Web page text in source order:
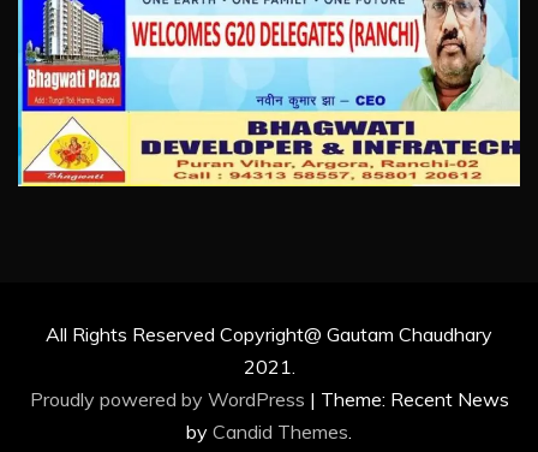
All Rights Reserved Copyright@ Gautam Chaudhary
2021.
Proudly powered by WordPress | Theme: Recent News
by Candid Themes.